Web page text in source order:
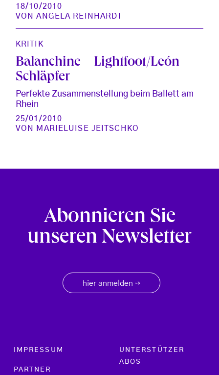
18/10/2010
VONANGELA REINHARDT
KRITIK
Balanchine – Lightfoot/León –
Schläpfer
Perfekte Zusammenstellung beim Ballett am
Rhein
25/01/2010
VON MARIELUISE JEITSCHKO
Abonnieren Sie
unseren Newsletter
hier anmelden →
Footer menu
IMPRESSUM
PARTNER
UNTERSTÜTZER
ABOS